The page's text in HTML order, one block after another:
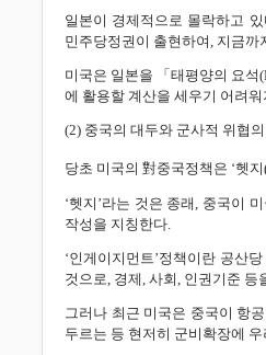
일본이 경제적으로 몰락하고
민주당정권이 출현하여, 지금
미국은 일본을 「태평양의 요석
에 활용할 계산을 세우기 어려
(2) 중국의 대두와 군사적 위협
당초 미국의 對중국정책은 ‘헷지
‘헷지’라는 것은 종래, 중국이
작성을 지칭한다.
‘인게이지먼트’정책이란 공산
것으로, 경제, 사회, 인권기준
그러나 최근 미국은 중국이 항
두르는 등 현저히 군비확장에